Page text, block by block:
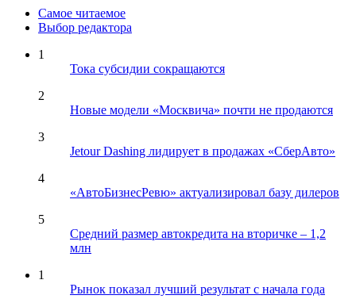
Самое читаемое
Выбор редактора
1
Тока субсидии сокращаются
2
Новые модели «Москвича» почти не продаются
3
Jetour Dashing лидирует в продажах «СберАвто»
4
«АвтоБизнесРевю» актуализировал базу дилеров
5
Средний размер автокредита на вторичке – 1,2
млн
1
Рынок показал лучший результат с начала года